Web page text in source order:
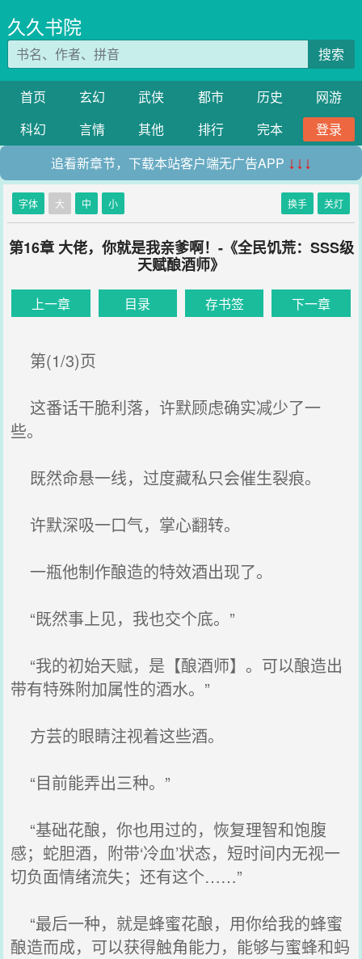
久久书院
搜索
首页 玄幻 武侠 都市 历史
网游
科幻
言情 其他 排行 完本
登录
追看新章节，下载本站客户端无广告APP ↓↓↓
字体 大 中 小 换手 关灯
第16章 大佬，你就是我亲爹啊！-《全民饥荒：SSS级
天赋酿酒师》
上一章 目录 存书签 下一章
第(1/3)页
这番话干脆利落，许默顾虑确实减少了一
些。
既然命悬一线，过度藏私只会催生裂痕。
许默深吸一口气，掌心翻转。
一瓶他制作酿造的特效酒出现了。
“既然事上见，我也交个底。”
“我的初始天赋，是【酿酒师】。可以酿造出
带有特殊附加属性的酒水。”
方芸的眼睛注视着这些酒。
“目前能弄出三种。”
“基础花酿，你也用过的，恢复理智和饱腹
感；蛇胆酒，附带‘冷血’状态，短时间内无视一
切负面情绪流失；还有这个……”
“最后一种，就是蜂蜜花酿，用你给我的蜂蜜
酿造而成，可以获得触角能力，能够与蜜蜂和蚂